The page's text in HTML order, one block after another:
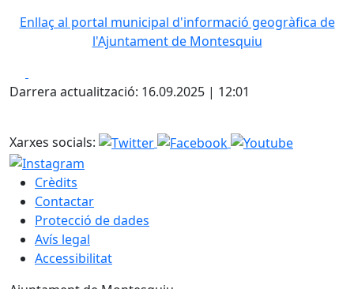
Enllaç al portal municipal d'informació geogràfica de
l'Ajuntament de Montesquiu
Darrera actualització: 16.09.2025 | 12:01
Xarxes socials:
Crèdits
Contactar
Protecció de dades
Avís legal
Accessibilitat